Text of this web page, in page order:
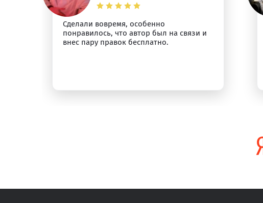
Сделали вовремя, особенно
понравилось, что автор был на связи и
внес пару правок бесплатно.